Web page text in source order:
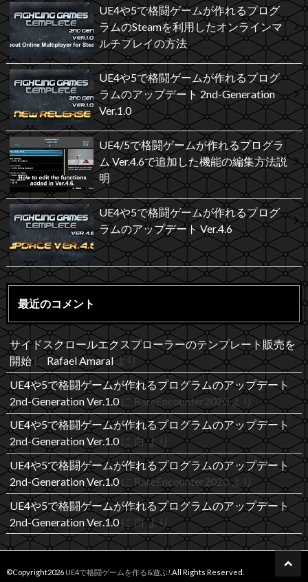
UE4や5で格闘ゲームが作れるプログ
ラムのSteamを利用したオンラインマ
ルチプレイの方法
UE4や5で格闘ゲームが作れるプログ
ラムのアップデート 2nd-Generation
Ver.1.0
UE4/5で格闘ゲームが作れるプログラ
ム Ver.4.6で追加した機能の編集方法説
明
UE4や5で格闘ゲームが作れるプログ
ラムのアップデート Ver.4.6
最近のコメント
サイドスクロールエクスプローラーのテンプレート販売を
開始に Rafael Amaralより
UE4や5で格闘ゲームが作れるプログラムのアップデート
2nd-Generation Ver.1.0に RareEncounter2020より
UE4や5で格闘ゲームが作れるプログラムのアップデート
2nd-Generation Ver.1.0に 白より
UE4や5で格闘ゲームが作れるプログラムのアップデート
2nd-Generation Ver.1.0に RareEncounter2020より
UE4や5で格闘ゲームが作れるプログラムのアップデート
2nd-Generation Ver.1.0に 白より
©Copyright2026 UE4で格闘ゲームを作る&遊ぶ! .All Rights Reserved.